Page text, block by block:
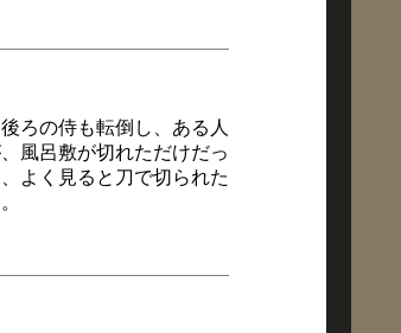
ろの侍も転倒し、ある人
風呂敷が切れただけだっ
よく見ると刀で切られた